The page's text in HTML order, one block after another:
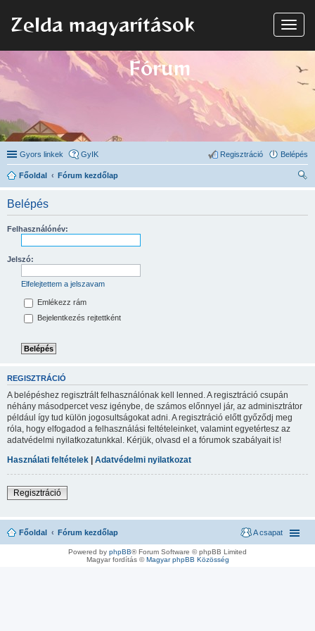
N
a
Zelda magyarítások
Fórum
Gyors linkek GyIK Belépés
Regisztráció
Főoldal
Fórum kezdőlap
Belépés
Felhasználónév:
Jelszó:
Elfelejtettem a jelszavam
Emlékezz rám
Bejelentkezés rejtettként
REGISZTRÁCIÓ
A belépéshez regisztrált felhasználónak kell lenned. A regisztráció csupán
néhány másodpercet vesz igénybe, de számos előnnyel jár, az adminisztrátor
például így tud külön jogosultságokat adni. A regisztráció előtt győződj meg
róla, hogy elfogadod a felhasználási feltételeinket, valamint egyetértesz az
adatvédelmi nyilatkozatunkkal. Kérjük, olvasd el a fórumok szabályait is!
Használati feltételek | Adatvédelmi nyilatkozat
Regisztráció
Főoldal Fórum kezdőlap A csapat
Powered by phpBB® Forum Software © phpBB Limited
Magyar fordítás ©Magyar phpBB Közösség